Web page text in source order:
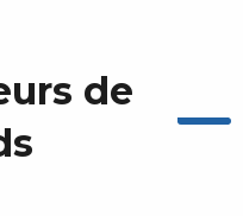
de